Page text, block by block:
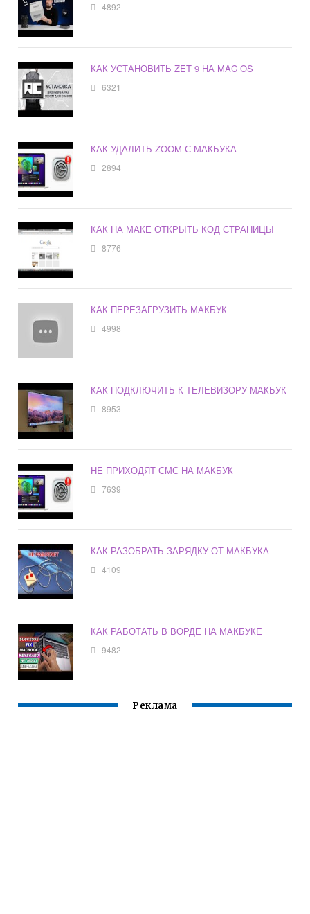
4892
КАК УСТАНОВИТЬ ZET 9 НА MAC OS
6321
КАК УДАЛИТЬ ZOOM С МАКБУКА
2894
КАК НА МАКЕ ОТКРЫТЬ КОД СТРАНИЦЫ
8776
КАК ПЕРЕЗАГРУЗИТЬ МАКБУК
4998
КАК ПОДКЛЮЧИТЬ К ТЕЛЕВИЗОРУ МАКБУК
8953
НЕ ПРИХОДЯТ СМС НА МАКБУК
7639
КАК РАЗОБРАТЬ ЗАРЯДКУ ОТ МАКБУКА
4109
КАК РАБОТАТЬ В ВОРДЕ НА МАКБУКЕ
9482
Реклама